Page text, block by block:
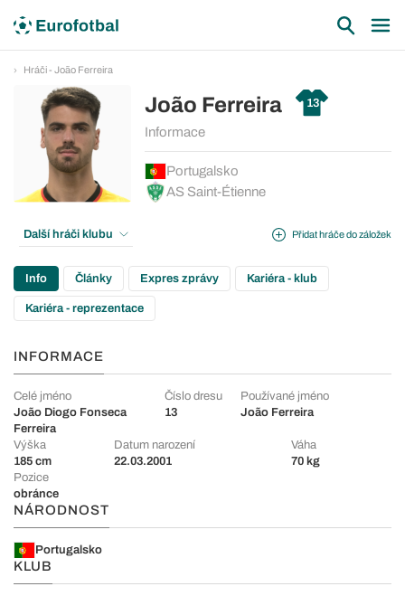
Hráči - João Ferreira
João Ferreira 13
Informace
Portugalsko
AS Saint-Étienne
Přidat hráče do záložek
Další hráči klubu
Info Články Expres zprávy Kariéra - klub
Kariéra - reprezentace
INFORMACE
Celé jméno
João Diogo Fonseca
Ferreira
Číslo dresu
13
Používané jméno
João Ferreira
Výška
185 cm
Datum narození
22.03.2001
Váha
70 kg
Pozice
obránce
NÁRODNOST
Portugalsko
KLUB